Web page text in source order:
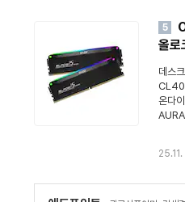
5
올로
데스
온다
25.11.